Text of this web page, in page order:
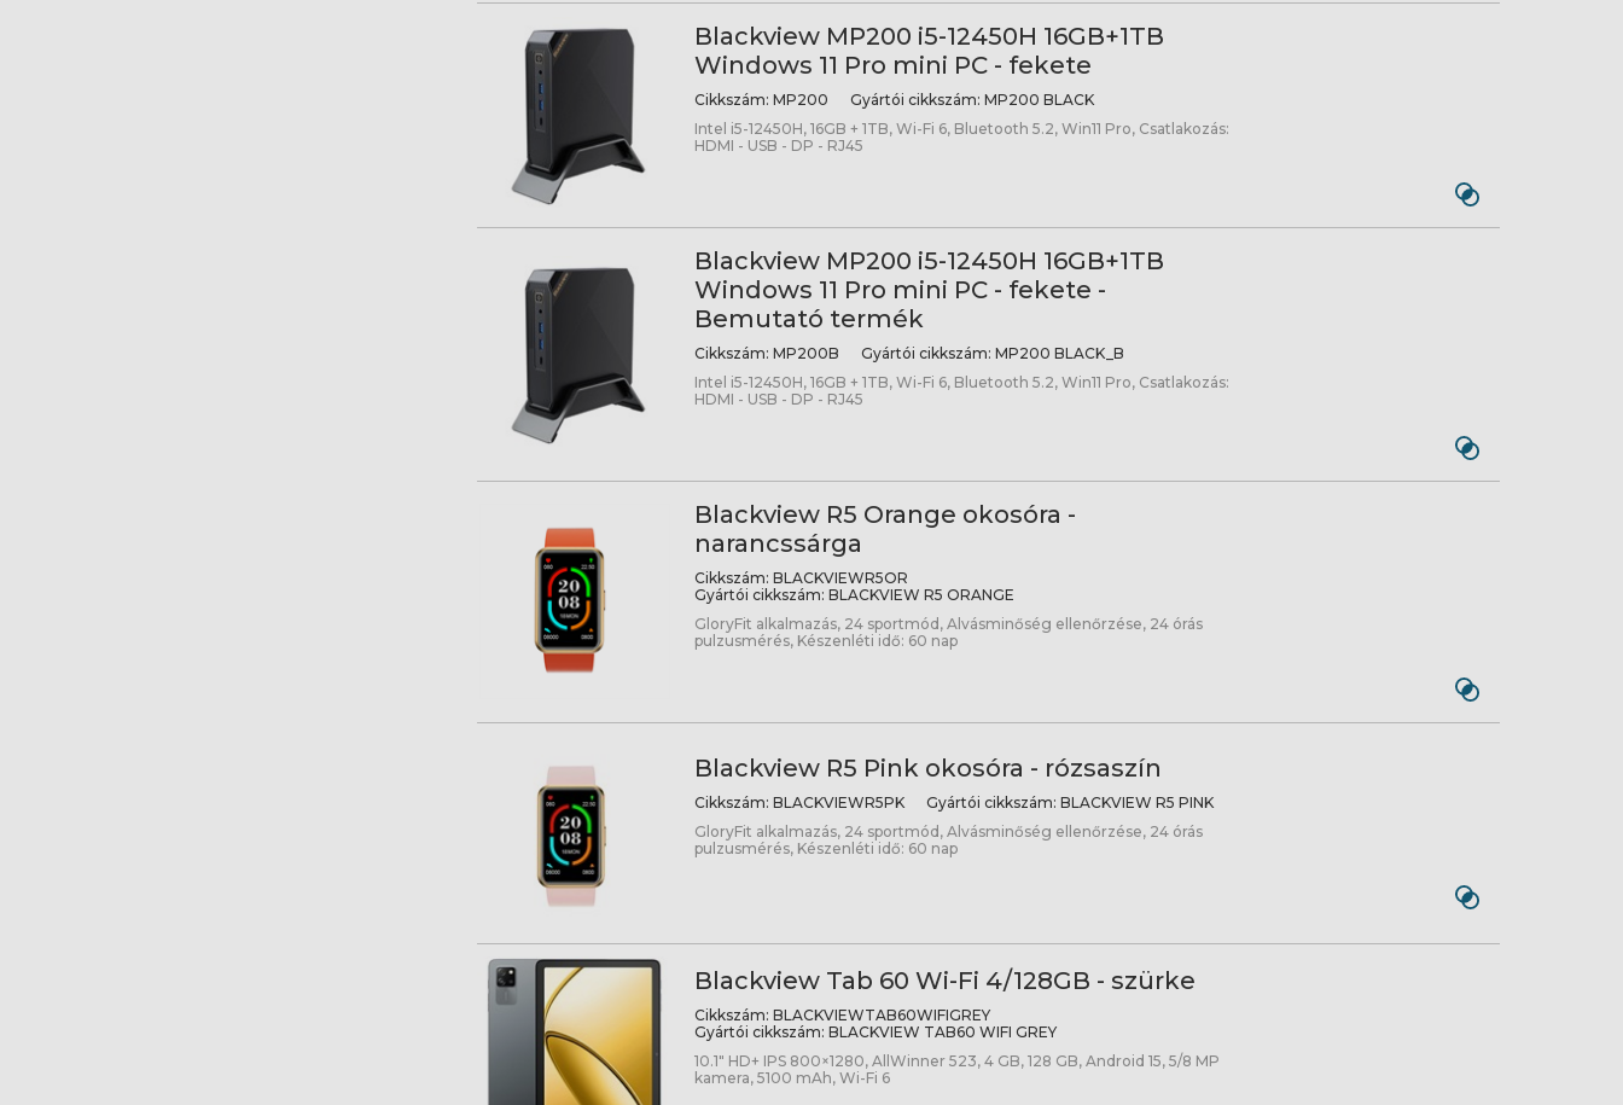
Blackview MP200 i5-12450H 16GB+1TB
Windows 11 Pro mini PC - fekete
Cikkszám: MP200 Gyártói cikkszám: MP200 BLACK
Intel i5-12450H, 16GB + 1TB, Wi-Fi 6, Bluetooth 5.2, Win11 Pro, Csatlakozás:
HDMI - USB - DP - RJ45
Blackview MP200 i5-12450H 16GB+1TB
Windows 11 Pro mini PC - fekete -
Bemutató termék
Cikkszám: MP200B Gyártói cikkszám: MP200 BLACK_B
Intel i5-12450H, 16GB + 1TB, Wi-Fi 6, Bluetooth 5.2, Win11 Pro, Csatlakozás:
HDMI - USB - DP - RJ45
Blackview R5 Orange okosóra -
narancssárga
Cikkszám: BLACKVIEWR5OR
Gyártói cikkszám: BLACKVIEW R5 ORANGE
GloryFit alkalmazás, 24 sportmód, Alvásminőség ellenőrzése, 24 órás
pulzusmérés, Készenléti idő: 60 nap
Blackview R5 Pink okosóra - rózsaszín
Cikkszám: BLACKVIEWR5PK Gyártói cikkszám: BLACKVIEW R5 PINK
GloryFit alkalmazás, 24 sportmód, Alvásminőség ellenőrzése, 24 órás
pulzusmérés, Készenléti idő: 60 nap
Blackview Tab 60 Wi-Fi 4/128GB - szürke
Cikkszám: BLACKVIEWTAB60WIFIGREY
Gyártói cikkszám: BLACKVIEW TAB60 WIFI GREY
10.1" HD+ IPS 800×1280, AllWinner 523, 4 GB, 128 GB, Android 15, 5/8 MP
kamera, 5100 mAh, Wi-Fi 6